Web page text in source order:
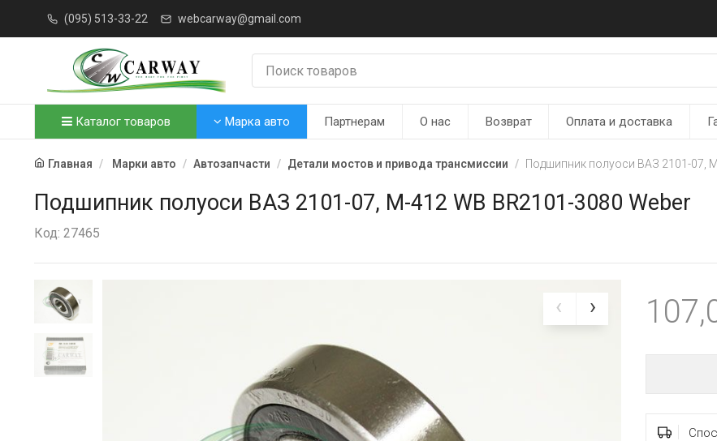
(095) 513-33-22 webcarway@gmail.com
Каталог товаров Марка авто Партнерам О нас Возврат Оплата и доставка
Главная Марки авто Автозапчасти Детали мостов и привода трансмиссии Подшипник полуоси ВАЗ 2101-07,
Подшипник полуоси ВАЗ 2101-07, М-412 WB BR2101-3080 Weber
Код: 27465